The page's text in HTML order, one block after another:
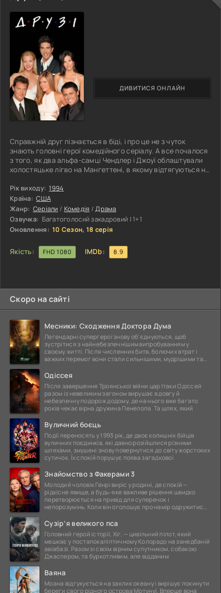
Справжній друг пізнається в біді, і про це не з чуток
знають головні герої комедійного серіалу. А все почалося
з того, як два альфа-самці Чендлер і Джоуї облаштували
холостяцьке лігво на Мангеттені, в якому відтягуються на
чарівні серцеїдки Рейчел і Моніка, які гармонійно
вписалися в тутешню атмосферу. Разом вони весело
проводять час і потрапляють у низку комічних ситуацій.
Так само до них у гості частенько заглядають: дивакувата
дівчина
Рік виходу: 1994
Країна: США
Жанр: Серіали / Комедія /Драма
Озвучка: Багатоголосий закадровий | 1+1
Оновлення: 10 Сезон, 18 серія
Якість: FHD 1080 IMDb: 8.9
ДИВИТИСЯ ОНЛАЙН
Скоро на сайті
Месники: Сходження Доктора Дума
Легендарні супергерої знову об'єднуються, щоб
зустрітися з найнебезпечнішим випробуванням у
своєму житті. Після численних битв, болючих втрат і
важких перемог вони стали сильнішими, мудрішими та
Одіссея
Після завершення Троянської війни цар Ітаки Одіссей
разом із невеликим загоном вирушає в довгу й
небезпечну подорож додому, де на нього вже багато
років чекає вірна дружина Пенелопа. Та шлях, який
Вуличний боєць
Події переносять у 1993 рік, де двоє колишніх бійців
вуличних поєдинків, які давно розійшлися різними
шляхами, змушені знову повернутися до світу жорстоких
сутичок. Їх спокій порушує поява загадкової
Знайомство з Факерами 3
Молодий чоловік Генрі виріс у родині, де спокій —
рідкісне явище, а будь-яке важливе рішення швидко
перетворюється на привід для суперечок і
непорозумінь. Коли він оголошує про намір одружитися,
Сузір’я великого пса
Головний герой історії, Хіг, — цивільний пілот, який
мешкає у постапокаліптичному Колорадо на занедбаній
авіабазі. Разом зі своїм вірним супутником, собакою
Джаспером, та буркотливим, але відданим
Ваяна
Моана відгукується на заклик океану і вирішує покинути
береги свого рідного острова Мотунуї. Вперше вона